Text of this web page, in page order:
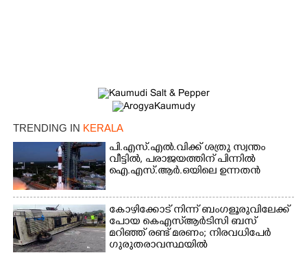
TRENDING IN KERALA
പി.എസ്.എൽ.വിക്ക് ശത്രു സ്വന്തം
വീട്ടിൽ,​ പരാജയത്തിന് പിന്നിൽ
ഐ.എസ്.ആർ.ഒയിലെ ഉന്നതൻ
കോഴിക്കോട് നിന്ന് ബംഗളൂരുവിലേക്ക്
പോയ കെഎസ്‌ആർടിസി ബസ്
മറിഞ്ഞ് രണ്ട് മരണം; നിരവധിപേർ
ഗുരുതരാവസ്ഥയിൽ
×